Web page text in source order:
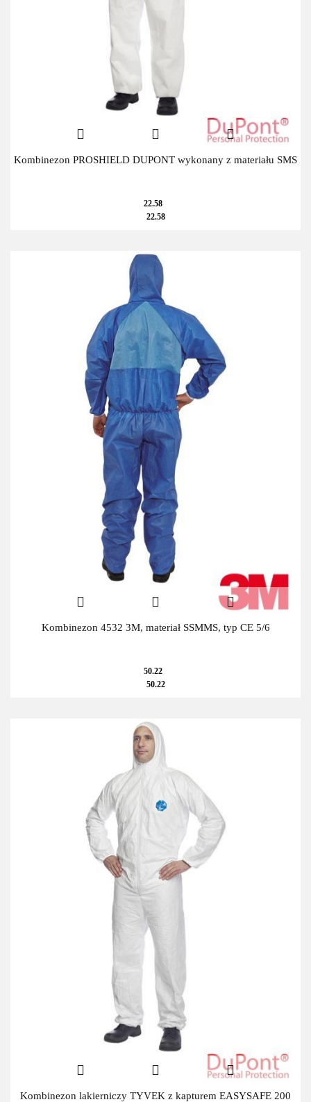
Kombinezon PROSHIELD DUPONT wykonany z materiału SMS
22.58
22.58
Kombinezon 4532 3M, materiał SSMMS, typ CE 5/6
50.22
50.22
Kombinezon lakierniczy TYVEK z kapturem EASYSAFE 200